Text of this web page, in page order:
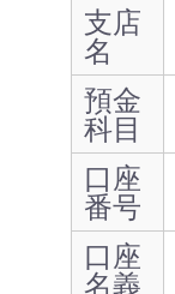
支店
名
預金
科目
口座
番号
口座
名義